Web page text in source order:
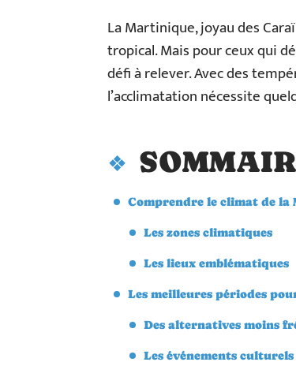
La Martinique, joyau des
tropical. Mais pour ceux qui
défi à relever. Avec des
l’acclimatation nécessite
Comprendre le climat de la
Les zones climatiques
Les lieux emblématiques
Les meilleures périodes
Des alternatives moins
Les événements culturels